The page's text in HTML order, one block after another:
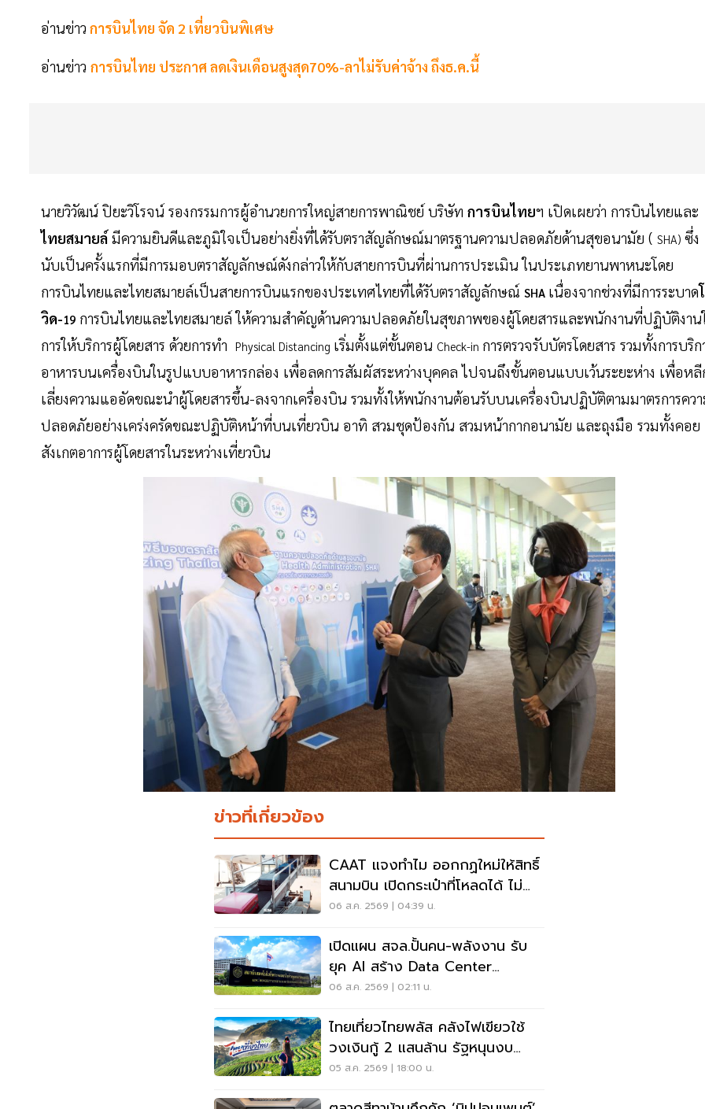
อ่านข่าว การบินไทย จัด 2 เที่ยวบินพิเศษ
อ่านข่าว การบินไทย ประกาศ ลดเงินเดือนสูงสุด70%-ลาไม่รับค่าจ้าง ถึงธ.ค.นี้
นายวิวัฒน์ ปิยะวิโรจน์ รองกรรมการผู้อำนวยการใหญ่สายการพาณิชย์ บริษัท การบินไทยฯ เปิดเผยว่า การบินไทยและ
ไทยสมายล์ มีความยินดีและภูมิใจเป็นอย่างยิ่งที่ได้รับตราสัญลักษณ์มาตรฐานความปลอดภัยด้านสุขอนามัย ( SHA) ซึ่ง
นับเป็นครั้งแรกที่มีการมอบตราสัญลักษณ์ดังกล่าวให้กับสายการบินที่ผ่านการประเมิน ในประเภทยานพาหนะโดย
การบินไทยและไทยสมายล์เป็นสายการบินแรกของประเทศไทยที่ได้รับตราสัญลักษณ์ SHA เนื่องจากช่วงที่มีการระบาด
วิด-19 การบินไทยและไทยสมายล์ ให้ความสำคัญด้านความปลอดภัยในสุขภาพของผู้โดยสารและพนักงานที่ปฏิบัติงาน
การให้บริการผู้โดยสาร ด้วยการทำ Physical Distancing เริ่มตั้งแต่ขั้นตอน Check-in การตรวจรับบัตรโดยสาร รวมทั้งการบริก
อาหารบนเครื่องบินในรูปแบบอาหารกล่อง เพื่อลดการสัมผัสระหว่างบุคคล ไปจนถึงขั้นตอนแบบเว้นระยะห่าง เพื่อหลี
เลี่ยงความแออัดขณะนำผู้โดยสารขึ้น-ลงจากเครื่องบิน รวมทั้งให้พนักงานต้อนรับบนเครื่องบินปฏิบัติตามมาตรการคว
ปลอดภัยอย่างเคร่งครัดขณะปฏิบัติหน้าที่บนเที่ยวบิน อาทิ สวมชุดป้องกัน สวมหน้ากากอนามัย และถุงมือ รวมทั้งคอย
สังเกตอาการผู้โดยสารในระหว่างเที่ยวบิน
ข่าวที่เกี่ยวข้อง
CAAT แจงทำไม ออกกฏใหม่ให้สิทธิ์
สนามบิน เปิดกระเป๋าที่โหลดได้ ไม่
ต้องเรียกเจ้าของ
06 ส.ค. 2569 | 04:39 น.
เปิดแผน สจล.ปั้นคน-พลังงาน รับ
ยุค AI สร้าง Data Center
Sandbox
06 ส.ค. 2569 | 02:11 น.
ไทยเที่ยวไทยพลัส คลังไฟเขียวใช้
วงเงินกู้ 2 แสนล้าน รัฐหนุนงบ
1,750-2,000 ล้านบาท
05 ส.ค. 2569 | 18:00 น.